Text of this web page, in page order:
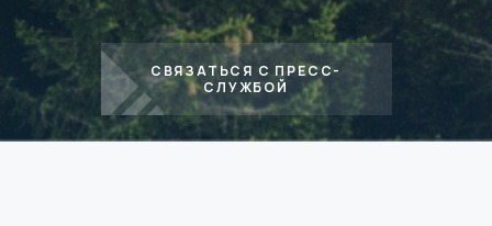
СВЯЗАТЬСЯ С ПРЕСС-
СЛУЖБОЙ